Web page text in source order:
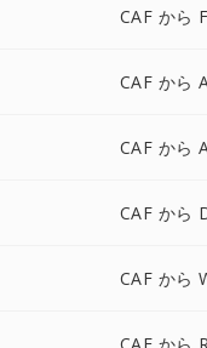
CAF から
CAF から
CAF から
CAF から
CAF から